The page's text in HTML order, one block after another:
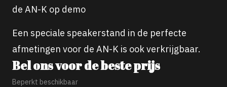
de AN-K op demo
Een speciale speakerstand in de perfecte
afmetingen voor de AN-K is ook verkrijgbaar.
Bel ons voor de beste prijs
Beperkt beschikbaar